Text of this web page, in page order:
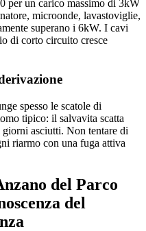
per un carico massimo di 3kW
microonde, lavastoviglie,
superano i 6kW. I cavi
di corto circuito cresce
spesso le scatole di
tipico: il salvavita scatta
asciutti. Non tentare di
riarmo con una fuga attiva
del Parco
del